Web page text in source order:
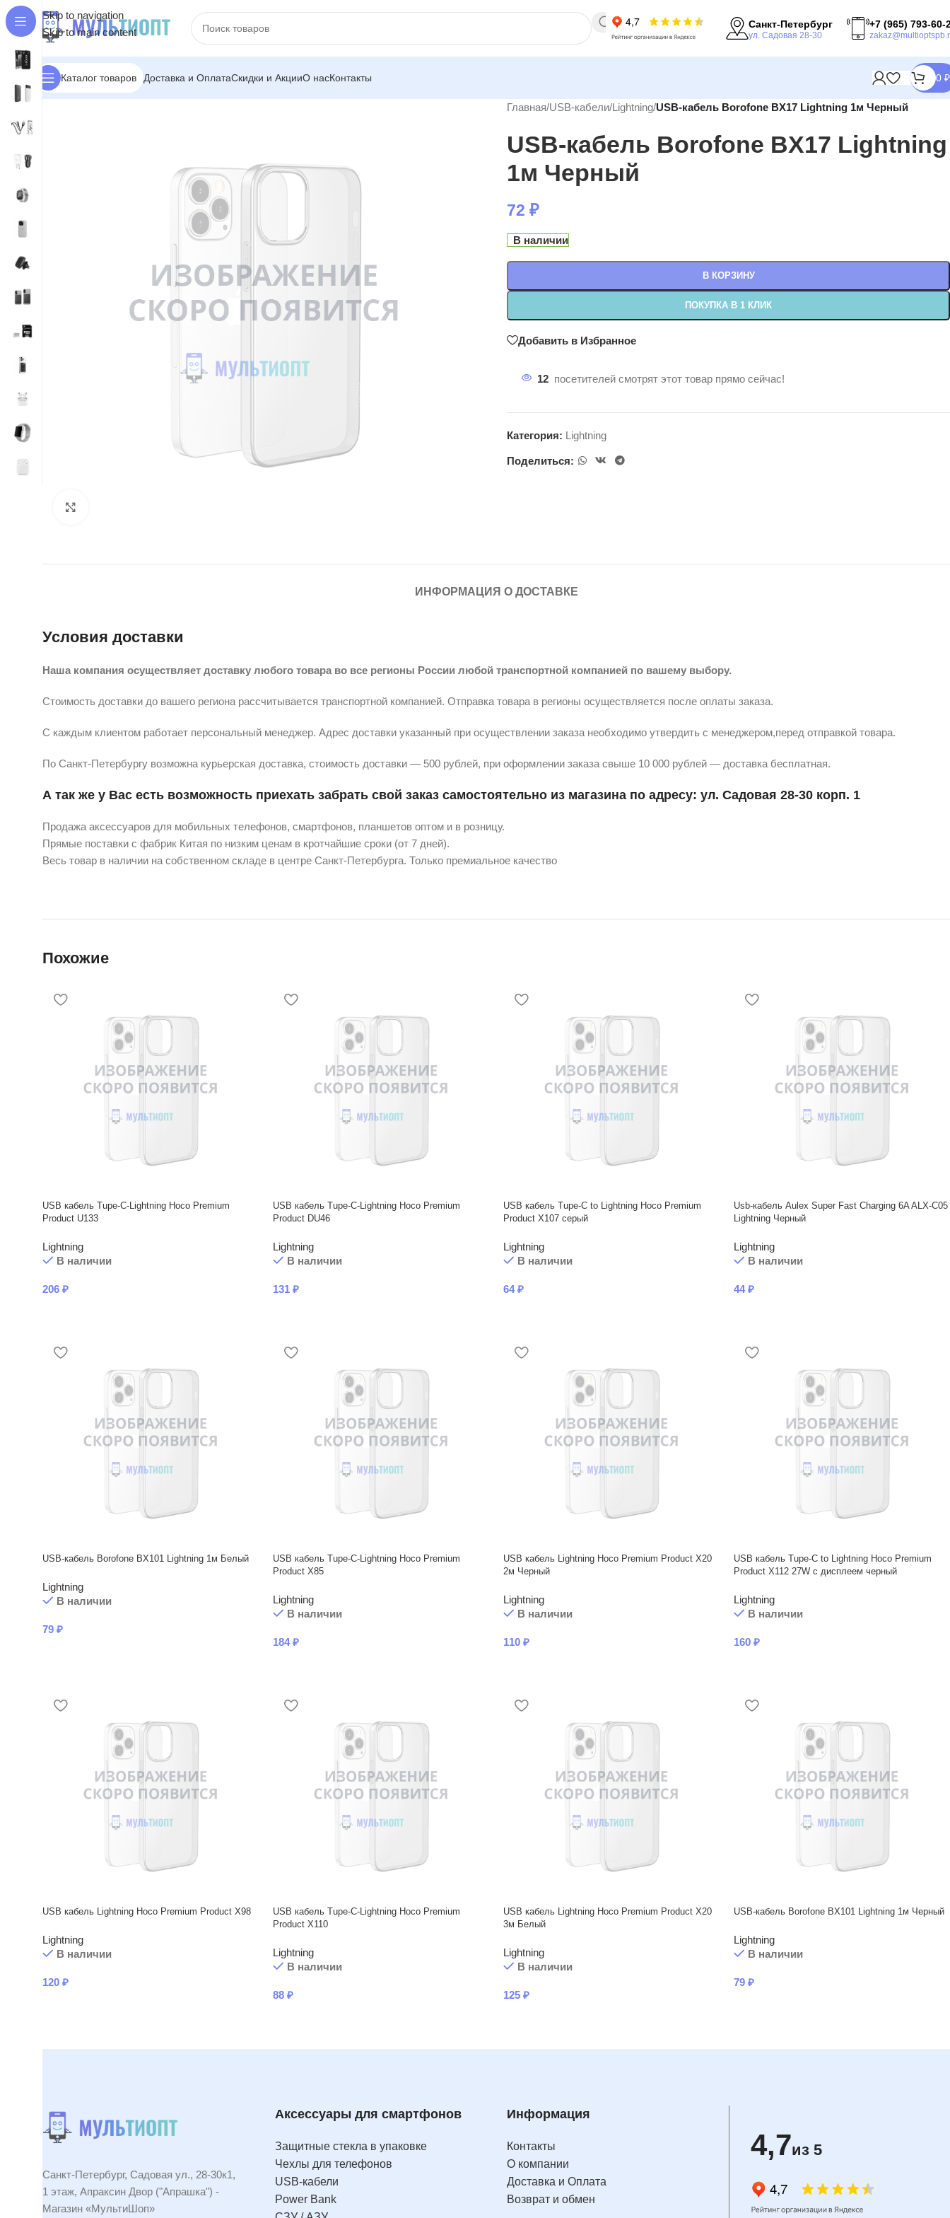
Skip to navigation
Skip to main content
Санкт-Петербург
ул. Садовая 28-30
+7 (965) 793-60-
Каталог товаров Доставка и ОплатаСкидки и АкцииО насКонтакты 0 ₽
Главная/USB-кабели/Lightning/USB-кабель Borofone BX17 Lightning 1м Черный
USB-кабель Borofone BX17 Lightning
1м Черный
72 ₽
В наличии
В КОРЗИНУ
ПОКУПКА В 1 КЛИК
Добавить в Избранное
12 посетителей смотрят этот товар прямо сейчас!
Категория: Lightning
Поделиться:
ИНФОРМАЦИЯ О ДОСТАВКЕ
Условия доставки
Наша компания осуществляет доставку любого товара во все регионы России любой транспортной компанией по вашему выбору.
Стоимость доставки до вашего региона рассчитывается транспортной компанией. Отправка товара в регионы осуществляется после оплаты заказа.
С каждым клиентом работает персональный менеджер. Адрес доставки указанный при осуществлении заказа необходимо утвердить с менеджером,перед отправкой товара.
По Санкт-Петербургу возможна курьерская доставка, стоимость доставки — 500 рублей, при оформлении заказа свыше 10 000 рублей — доставка бесплатная.
А так же у Вас есть возможность приехать забрать свой заказ самостоятельно из магазина по адресу: ул. Садовая 28-30 корп. 1
Продажа аксессуаров для мобильных телефонов, смартфонов, планшетов оптом и в розницу.
Прямые поставки с фабрик Китая по низким ценам в кротчайшие сроки (от 7 дней).
Весь товар в наличии на собственном складе в центре Санкт-Петербурга. Только премиальное качество
Похожие
USB кабель Tupe-C-Lightning Hoco Premium
Product U133
Lightning
В наличии
206 ₽
USB кабель Tupe-C-Lightning Hoco Premium
Product DU46
Lightning
В наличии
131 ₽
USB кабель Tupe-C to Lightning Hoco Premium
Product X107 серый
Lightning
В наличии
64₽
Usb-кабель Aulex Super Fast Charging 6A ALX-C05
Lightning Черный
Lightning
В наличии
44₽
USB-кабель Borofone BX101 Lightning 1м Белый
Lightning
В наличии
79 ₽
USB кабель Tupe-C-Lightning Hoco Premium
Product X85
Lightning
В наличии
184₽
USB кабель Lightning Hoco Premium Product X20
2м Черный
Lightning
В наличии
110 ₽
USB кабель Tupe-C to Lightning Hoco Premium
Product X112 27W с дисплеем черный
Lightning
В наличии
160 ₽
USB кабель Lightning Hoco Premium Product X98
Lightning
В наличии
120 ₽
USB кабель Tupe-C-Lightning Hoco Premium
Product X110
Lightning
В наличии
88 ₽
USB кабель Lightning Hoco Premium Product X20
3м Белый
Lightning
В наличии
125 ₽
USB-кабель Borofone BX101 Lightning 1м Черный
Lightning
В наличии
79 ₽
Санкт-Петербург, Садовая ул., 28-30к1,
1 этаж, Апраксин Двор ("Апрашка") -
Магазин «МультиШоп»
Аксессуары для смартфонов
Защитные стекла в упаковке
Чехлы для телефонов
USB-кабели
Power Bank
Информация
Контакты
О компании
Доставка и Оплата
Возврат и обмен
4,7из 5